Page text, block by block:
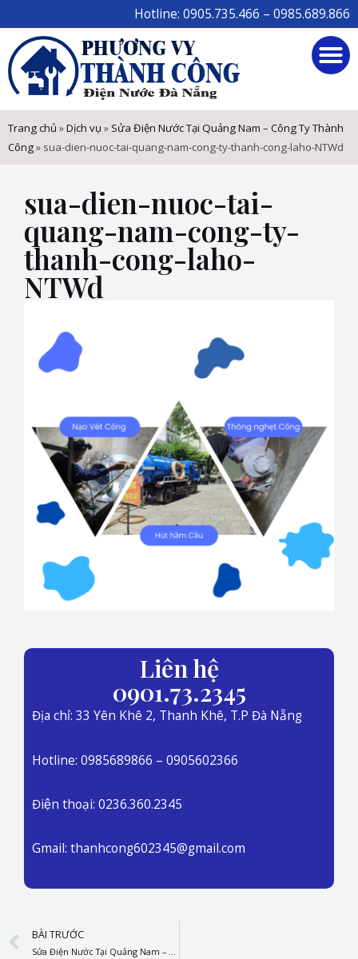
to
content
Hotline: 0905.735.466 – 0985.689.866
Trang chủ »Dịch vụ » Sửa Điện Nước Tại Quảng Nam – Công Ty Thành
Công» sua-dien-nuoc-tai-quang-nam-cong-ty-thanh-cong-laho-NTWd
sua-dien-nuoc-tai-
quang-nam-cong-ty-
thanh-cong-laho-
NTWd
Liên hệ
0901.73.2345
Địa chỉ: 33 Yên Khê 2, Thanh Khê, T.P Đà Nẵng
Hotline: 0985689866 – 0905602366
Điện thoại: 0236.360.2345
Gmail: thanhcong602345@gmail.com
Prev
BÀI TRƯỚC